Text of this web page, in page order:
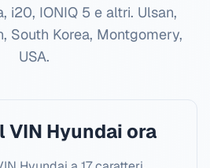
i20, IONIQ 5 e altri. Ulsan,
South Korea, Montgomery,
USA.
Hyundai ora